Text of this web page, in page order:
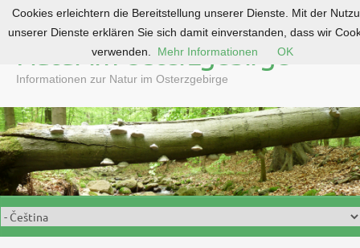
o
c
o
t
e
n
Natur im Osterzgebirge
Informationen zur Natur im Osterzgebirge
Cookies erleichtern die Bereitstellung unserer Dienste. Mit der
unserer Dienste erklären Sie sich damit einverstanden, dass wir
verwenden.
Mehr Informationen OK